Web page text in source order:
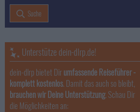
Suche
Unterstütze dein-dlrp.de!
dein-dlrp bietet Dirumfassende Reiseführer -
komplett kostenlos. Damit das auch so bleibt,
brauchen wir Deine Unterstützung. Schau Dir
die Möglichkeiten an: